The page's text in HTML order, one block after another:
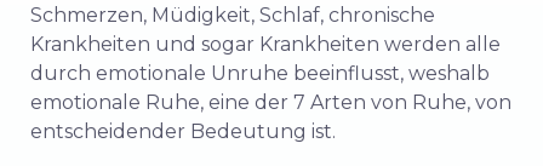
Schmerzen, Müdigkeit, Schlaf, chronische
Krankheiten und sogar Krankheiten werden alle
durch emotionale Unruhe beeinflusst, weshalb
emotionale Ruhe, eine der 7 Arten von Ruhe, von
entscheidender Bedeutung ist.